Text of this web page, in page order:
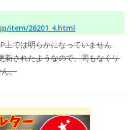
item/26201_4.html
上では明らかになっていません
新されたようなので、間もなくリ
。